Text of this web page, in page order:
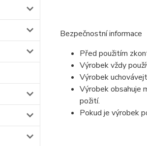
Bezpečnostní informace
Před použitím
Výrobek vždy
Výrobek
Výrobek obsahuje
požití.
Pokud je výrobek